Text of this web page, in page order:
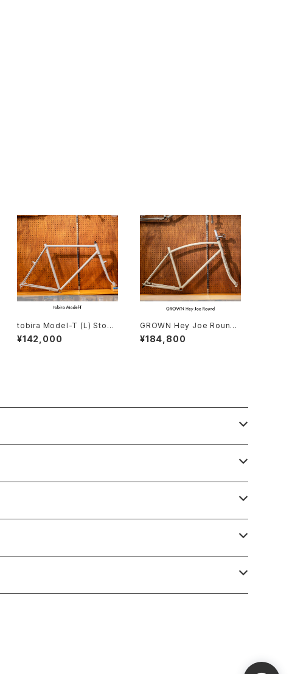
tobira Model-T (L) Stock
frame order (deposit)
¥142,000
GROWN Hey Joe Round
(XL/520) Stock frame or
der (deposit)
¥184,800